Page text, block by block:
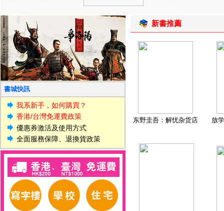
書城快訊
我系新手，如何購買？
香港/台灣免運費政策
優惠券激活及使用方式
全面服務保障、退換貨政策
新書推薦
东野圭吾：解忧杂货店 放